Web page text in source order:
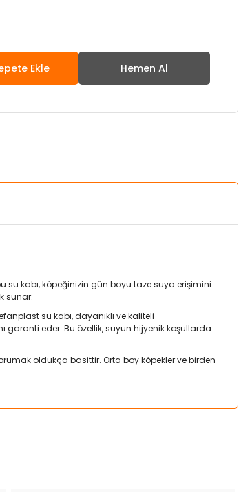
Ekle Hemen Al
su kabı, köpeğinizin gün boyu taze suya erişimini
sunar.
su kabı, dayanıklı ve kaliteli
garanti eder. Bu özellik, suyun hijyenik koşullarda
oldukça basittir. Orta boy köpekler ve birden